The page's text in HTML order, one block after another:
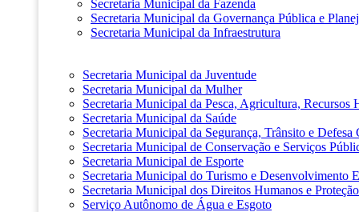
Secretaria Municipal da Fazenda
Secretaria Municipal da Governança Pública e
Secretaria Municipal da Infraestrutura
Secretaria Municipal da Juventude
Secretaria Municipal da Mulher
Secretaria Municipal da Pesca, Agricultura, Recursos
Secretaria Municipal da Saúde
Secretaria Municipal da Segurança, Trânsito e Defesa
Secretaria Municipal de Conservação e Serviços
Secretaria Municipal de Esporte
Secretaria Municipal do Turismo e Desenvolvimento
Secretaria Municipal dos Direitos Humanos e
Serviço Autônomo de Água e Esgoto